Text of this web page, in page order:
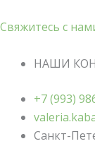
Свяжитесь с
НАШИ
+7 (993)
Санкт-